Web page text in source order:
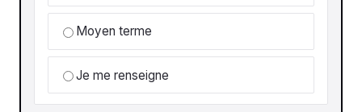
Moyen terme
Je me renseigne